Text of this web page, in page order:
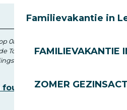
Familievakantie in
FAMILIEVAKANTIE
ZOMER
08 juli 2026 in 12:01
Tourisme des Gets
:
fout melden